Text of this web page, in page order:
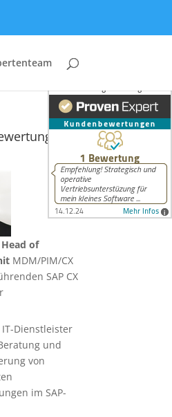
of
MDM/PIM/CX
SAP CX
IT-Dienstleister
und
von
im SAP-